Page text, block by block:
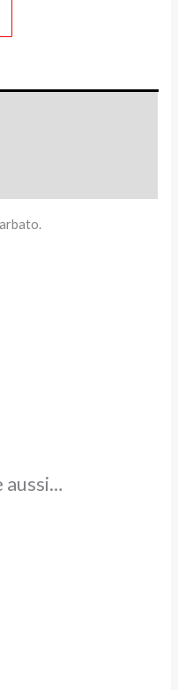
aussi…